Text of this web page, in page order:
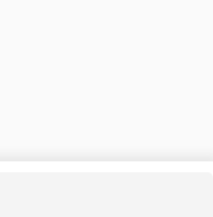
kledingstuk wat hij